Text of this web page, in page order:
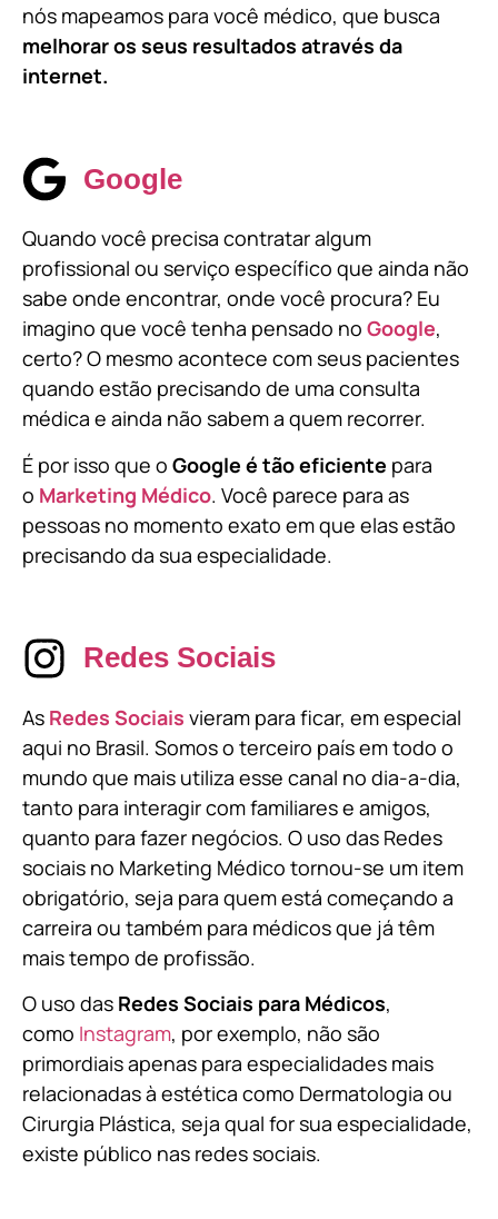
nós mapeamos para você médico, que busca
melhorar os seus resultados através da
internet.
Google
Quando você precisa contratar algum
profissional ou serviço específico que ainda não
sabe onde encontrar, onde você procura? Eu
imagino que você tenha pensado no Google,
certo? O mesmo acontece com seus pacientes
quando estão precisando de uma consulta
médica e ainda não sabem a quem recorrer.
É por isso que o Google é tão eficiente para
o Marketing Médico. Você parece para as
pessoas no momento exato em que elas estão
precisando da sua especialidade.
Redes Sociais
As Redes Sociais vieram para ficar, em especial
aqui no Brasil. Somos o terceiro país em todo o
mundo que mais utiliza esse canal no dia-a-dia,
tanto para interagir com familiares e amigos,
quanto para fazer negócios. O uso das Redes
sociais no Marketing Médico tornou-se um item
obrigatório, seja para quem está começando a
carreira ou também para médicos que já têm
mais tempo de profissão.
O uso das Redes Sociais para Médicos,
como Instagram, por exemplo, não são
primordiais apenas para especialidades mais
relacionadas à estética como Dermatologia ou
Cirurgia Plástica, seja qual for sua especialidade,
existe público nas redes sociais.